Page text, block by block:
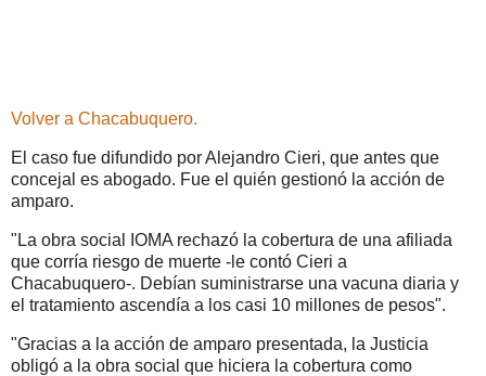
Volver a Chacabuquero.
El caso fue difundido por Alejandro Cieri, que antes que
concejal es abogado. Fue el quién gestionó la acción de
amparo.
"La obra social IOMA rechazó la cobertura de una afiliada
que corría riesgo de muerte -le contó Cieri a
Chacabuquero-. Debían suministrarse una vacuna diaria y
el tratamiento ascendía a los casi 10 millones de pesos".
"Gracias a la acción de amparo presentada, la Justicia
obligó a la obra social que hiciera la cobertura como